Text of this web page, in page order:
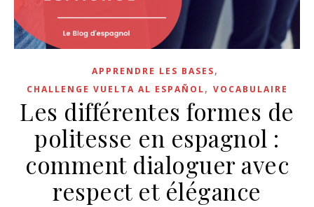
APPRENDRE LES BASES,
CHALLENGE VUELTA AL ESPAÑOL, VOCABULAIRE
Les différentes formes de
politesse en espagnol :
comment dialoguer avec
respect et élégance